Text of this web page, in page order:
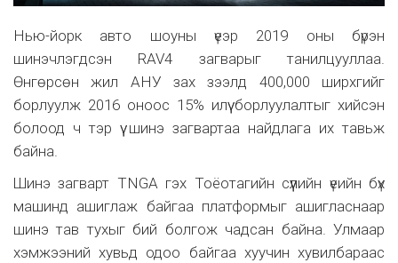
Нью-йорк авто шоуны үеэр 2019 оны бүрэн
шинэчлэгдсэн RAV4 загварыг танилцууллаа.
Өнгөрсөн жил АНУ зах зээлд 400,000 ширхгийг
борлуулж 2016 оноос 15% илүү борлуулалтыг хийсэн
болоод ч тэр үү шинэ загвартаа найдлага их тавьж
байна.
Шинэ загварт TNGA гэх Тоёотагийн сүүлийн үеийн бүх
машинд ашиглаж байгаа платформыг ашигласнаар
шинэ тав тухыг бий болгож чадсан байна. Улмаар
хэмжээний хувьд одоо байгаа хуучин хувилбараас